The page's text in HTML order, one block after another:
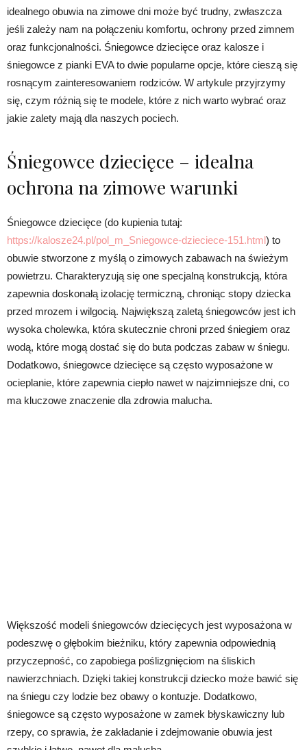
idealnego obuwia na zimowe dni może być trudny, zwłaszcza
jeśli zależy nam na połączeniu komfortu, ochrony przed zimnem
oraz funkcjonalności. Śniegowce dziecięce oraz kalosze i
śniegowce z pianki EVA to dwie popularne opcje, które cieszą się
rosnącym zainteresowaniem rodziców. W artykule przyjrzymy
się, czym różnią się te modele, które z nich warto wybrać oraz
jakie zalety mają dla naszych pociech.
Śniegowce dziecięce – idealna
ochrona na zimowe warunki
Śniegowce dziecięce (do kupienia tutaj:
https://kalosze24.pl/pol_m_Sniegowce-dzieciece-151.html) to
obuwie stworzone z myślą o zimowych zabawach na świeżym
powietrzu. Charakteryzują się one specjalną konstrukcją, która
zapewnia doskonałą izolację termiczną, chroniąc stopy dziecka
przed mrozem i wilgocią. Największą zaletą śniegowców jest ich
wysoka cholewka, która skutecznie chroni przed śniegiem oraz
wodą, które mogą dostać się do buta podczas zabaw w śniegu.
Dodatkowo, śniegowce dziecięce są często wyposażone w
ocieplanie, które zapewnia ciepło nawet w najzimniejsze dni, co
ma kluczowe znaczenie dla zdrowia malucha.
Większość modeli śniegowców dziecięcych jest wyposażona w
podeszwę o głębokim bieżniku, który zapewnia odpowiednią
przyczepność, co zapobiega poślizgnięciom na śliskich
nawierzchniach. Dzięki takiej konstrukcji dziecko może bawić się
na śniegu czy lodzie bez obawy o kontuzje. Dodatkowo,
śniegowce są często wyposażone w zamek błyskawiczny lub
rzepy, co sprawia, że zakładanie i zdejmowanie obuwia jest